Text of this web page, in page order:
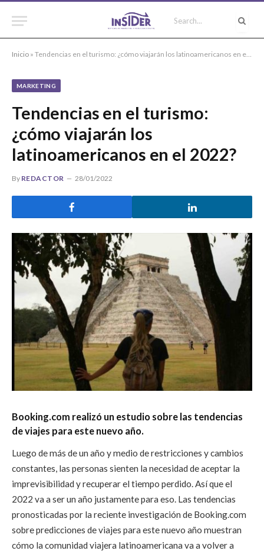
Inicio » Tendencias en el turismo: ¿cómo viajarán los latinoamericanos en el 2022?
MARKETING
Tendencias en el turismo:
¿cómo viajarán los
latinoamericanos en el 2022?
By REDACTOR 28/01/2022
Booking.com realizó un estudio sobre las tendencias
de viajes para este nuevo año.
Luego de más de un año y medio de restricciones y cambios
constantes, las personas sienten la necesidad de aceptar la
imprevisibilidad y recuperar el tiempo perdido. Así que el
2022 va a ser un año justamente para eso. Las tendencias
pronosticadas por la reciente investigación de Booking.com
sobre predicciones de viajes para este nuevo año muestran
cómo la comunidad viajera latinoamericana va a volver a